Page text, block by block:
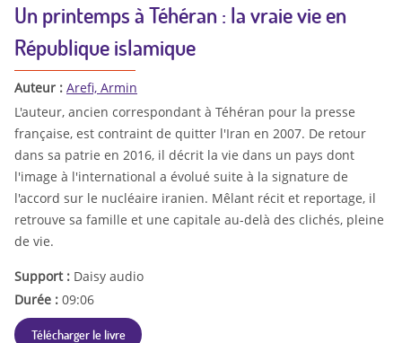
Un printemps à Téhéran : la vraie vie en
République islamique
Auteur : Arefi, Armin
L'auteur, ancien correspondant à Téhéran pour la presse
française, est contraint de quitter l'Iran en 2007. De retour
dans sa patrie en 2016, il décrit la vie dans un pays dont
l'image à l'international a évolué suite à la signature de
l'accord sur le nucléaire iranien. Mêlant récit et reportage, il
retrouve sa famille et une capitale au-delà des clichés, pleine
de vie.
Support : Daisy audio
Durée : 09:06
Télécharger le livre